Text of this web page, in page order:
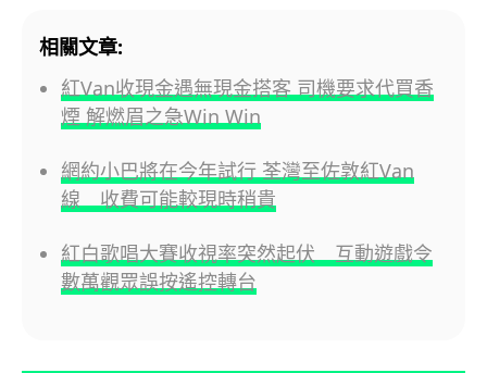
相關文章:
紅Van收現金遇無現金搭客 司機要求代買香
煙 解燃眉之急Win Win
網約小巴將在今年試行 荃灣至佐敦紅Van
線 收費可能較現時稍貴
紅白歌唱大賽收視率突然起伏 互動遊戲令
數萬觀眾誤按遙控轉台